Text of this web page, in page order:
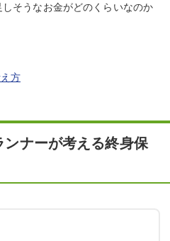
そうなお金がどのくらいなのか
方
ナーが考える終身保